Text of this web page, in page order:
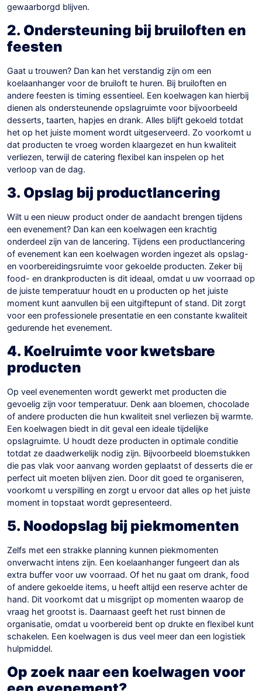
gewaarborgd blijven.
2. Ondersteuning bij bruiloften en
feesten
Gaat u trouwen? Dan kan het verstandig zijn om een
koelaanhanger voor de bruiloft te huren. Bij bruiloften en
andere feesten is timing essentieel. Een koelwagen kan hierbij
dienen als ondersteunende opslagruimte voor bijvoorbeeld
desserts, taarten, hapjes en drank. Alles blijft gekoeld totdat
het op het juiste moment wordt uitgeserveerd. Zo voorkomt u
dat producten te vroeg worden klaargezet en hun kwaliteit
verliezen, terwijl de catering flexibel kan inspelen op het
verloop van de dag.
3. Opslag bij productlancering
Wilt u een nieuw product onder de aandacht brengen tijdens
een evenement? Dan kan een koelwagen een krachtig
onderdeel zijn van de lancering. Tijdens een productlancering
of evenement kan een koelwagen worden ingezet als opslag-
en voorbereidingsruimte voor gekoelde producten. Zeker bij
food- en drankproducten is dit ideaal, omdat u uw voorraad op
de juiste temperatuur houdt en u producten op het juiste
moment kunt aanvullen bij een uitgiftepunt of stand. Dit zorgt
voor een professionele presentatie en een constante kwaliteit
gedurende het evenement.
4. Koelruimte voor kwetsbare
producten
Op veel evenementen wordt gewerkt met producten die
gevoelig zijn voor temperatuur. Denk aan bloemen, chocolade
of andere producten die hun kwaliteit snel verliezen bij warmte.
Een koelwagen biedt in dit geval een ideale tijdelijke
opslagruimte. U houdt deze producten in optimale conditie
totdat ze daadwerkelijk nodig zijn. Bijvoorbeeld bloemstukken
die pas vlak voor aanvang worden geplaatst of desserts die er
perfect uit moeten blijven zien. Door dit goed te organiseren,
voorkomt u verspilling en zorgt u ervoor dat alles op het juiste
moment in topstaat wordt gepresenteerd.
5. Noodopslag bij piekmomenten
Zelfs met een strakke planning kunnen piekmomenten
onverwacht intens zijn. Een koelaanhanger fungeert dan als
extra buffer voor uw voorraad. Of het nu gaat om drank, food
of andere gekoelde items, u heeft altijd een reserve achter de
hand. Dit voorkomt dat u misgrijpt op momenten waarop de
vraag het grootst is. Daarnaast geeft het rust binnen de
organisatie, omdat u voorbereid bent op drukte en flexibel kunt
schakelen. Een koelwagen is dus veel meer dan een logistiek
hulpmiddel.
Op zoek naar een koelwagen voor